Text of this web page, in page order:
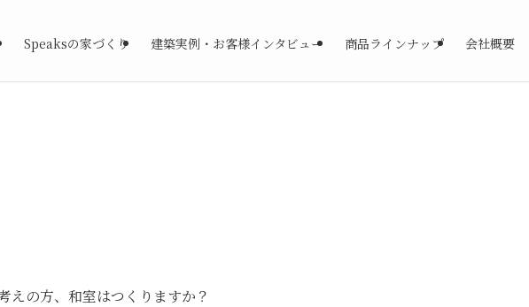
Speaksの家づくり 建築実例・お客様インタビュー 商品ラインナップ 会社概要
えの方、和室はつくりますか？